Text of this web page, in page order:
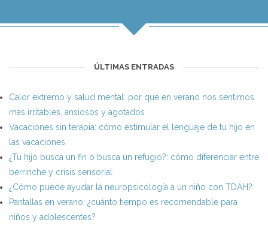
ÚLTIMAS ENTRADAS
Calor extremo y salud mental: por qué en verano nos sentimos
más irritables, ansiosos y agotados
Vacaciones sin terapia: cómo estimular el lenguaje de tu hijo en
las vacaciones
¿Tu hijo busca un fin o busca un refugio?: cómo diferenciar entre
berrinche y crisis sensorial
¿Cómo puede ayudar la neuropsicología a un niño con TDAH?
Pantallas en verano: ¿cuánto tiempo es recomendable para
niños y adolescentes?